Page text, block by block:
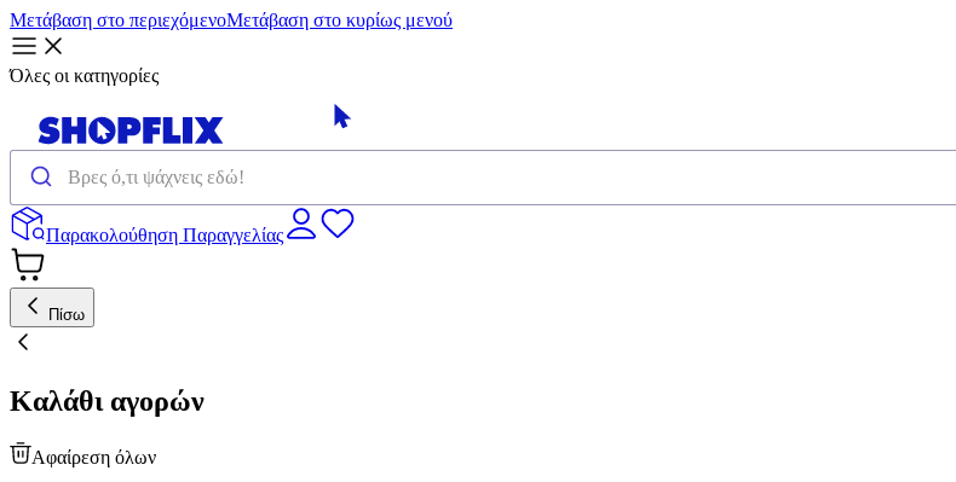
Μετάβαση στο περιεχόμενοΜετάβαση στο κυρίως μενού
Όλες οι κατηγορίες
Παρακολούθηση Παραγγελίας
Πίσω
Καλάθι αγορών
Αφαίρεση όλων